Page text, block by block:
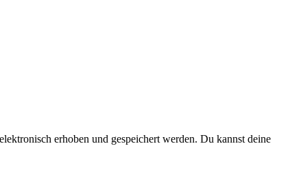
erhoben und gespeichert werden. Du kannst deine